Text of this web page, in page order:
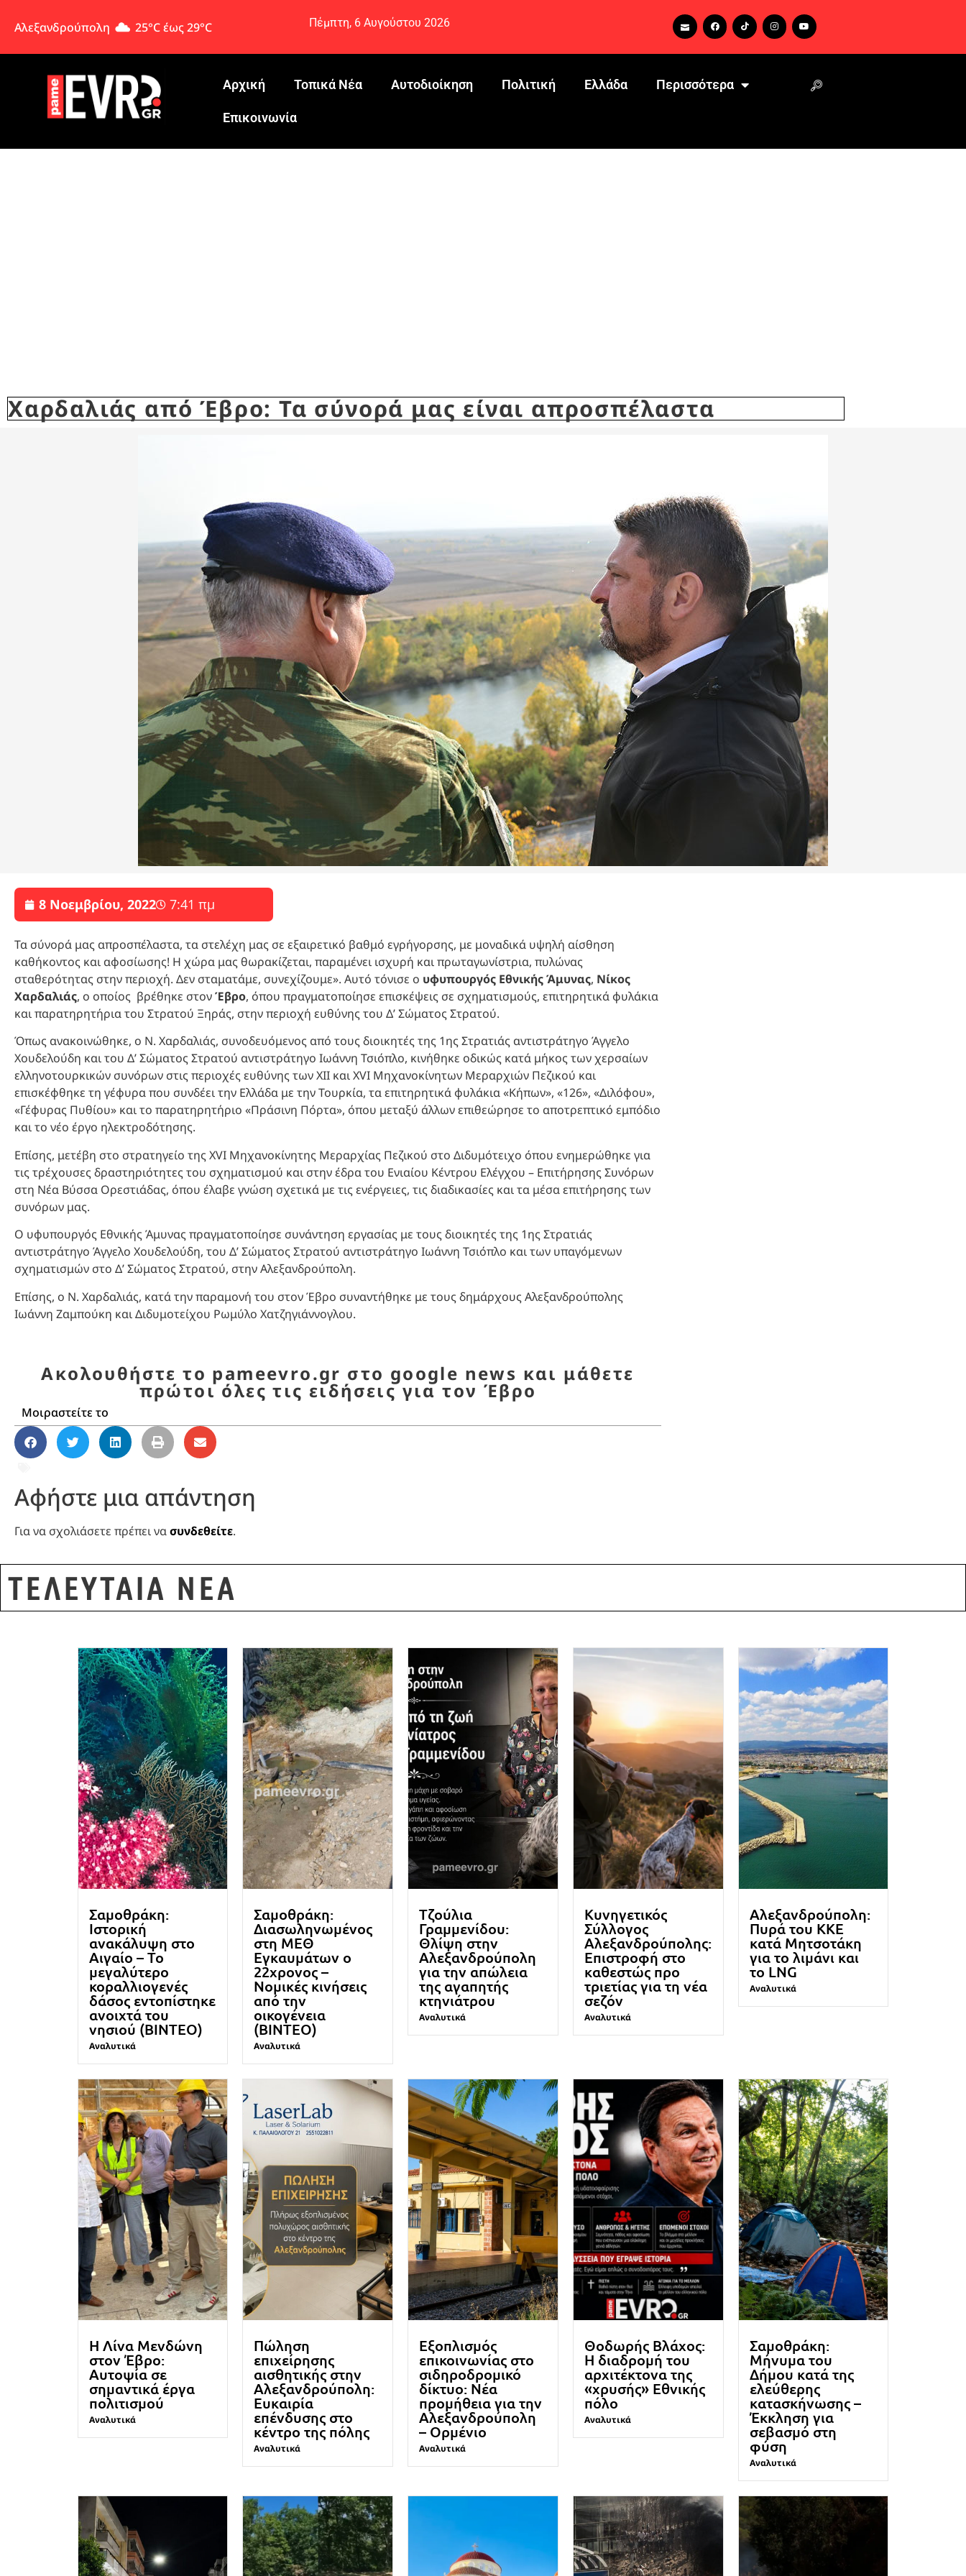
Αλεξανδρούπολη 25°C έως 29°C Πέμπτη, 6 Αυγούστου 2026
Αρχική Τοπικά Νέα Αυτοδιοίκηση Πολιτική Ελλάδα Περισσότερα
Eπικοινωνία
Χαρδαλιάς από Έβρο: Τα σύνορά μας είναι απροσπέλαστα
8 Νοεμβρίου, 2022 7:41 πμ
Τα σύνορά μας απροσπέλαστα, τα στελέχη μας σε εξαιρετικό βαθμό εγρήγορσης, με μοναδικά υψηλή αίσθηση
καθήκοντος και αφοσίωσης! Η χώρα μας θωρακίζεται, παραμένει ισχυρή και πρωταγωνίστρια, πυλώνας
σταθερότητας στην περιοχή. Δεν σταματάμε, συνεχίζουμε». Αυτό τόνισε ο υφυπουργός Εθνικής Άμυνας, Νίκος
Χαρδαλιάς, ο οποίος βρέθηκε στονΈβρο, όπου πραγματοποίησε επισκέψεις σε σχηματισμούς, επιτηρητικά φυλάκια
και παρατηρητήρια του Στρατού Ξηράς, στην περιοχή ευθύνης του Δ’ Σώματος Στρατού.
Όπως ανακοινώθηκε, ο Ν. Χαρδαλιάς, συνοδευόμενος από τους διοικητές της 1ης Στρατιάς αντιστράτηγο Άγγελο
Χουδελούδη και του Δ’ Σώματος Στρατού αντιστράτηγο Ιωάννη Τσιόπλο, κινήθηκε οδικώς κατά μήκος των χερσαίων
ελληνοτουρκικών συνόρων στις περιοχές ευθύνης των XII και XVI Μηχανοκίνητων Μεραρχιών Πεζικού και
επισκέφθηκε τη γέφυρα που συνδέει την Ελλάδα με την Τουρκία, τα επιτηρητικά φυλάκια «Κήπων», «126», «Διλόφου»,
«Γέφυρας Πυθίου» και το παρατηρητήριο «Πράσινη Πόρτα», όπου μεταξύ άλλων επιθεώρησε το αποτρεπτικό εμπόδιο
και το νέο έργο ηλεκτροδότησης.
Επίσης, μετέβη στο στρατηγείο της XVI Μηχανοκίνητης Μεραρχίας Πεζικού στο Διδυμότειχο όπου ενημερώθηκε για
τις τρέχουσες δραστηριότητες του σχηματισμού και στην έδρα του Ενιαίου Κέντρου Ελέγχου – Επιτήρησης Συνόρων
στη Νέα Βύσσα Ορεστιάδας, όπου έλαβε γνώση σχετικά με τις ενέργειες, τις διαδικασίες και τα μέσα επιτήρησης των
συνόρων μας.
Ο υφυπουργός Εθνικής Άμυνας πραγματοποίησε συνάντηση εργασίας με τους διοικητές της 1ης Στρατιάς
αντιστράτηγο Άγγελο Χουδελούδη, του Δ’ Σώματος Στρατού αντιστράτηγο Ιωάννη Τσιόπλο και των υπαγόμενων
σχηματισμών στο Δ’ Σώματος Στρατού, στην Αλεξανδρούπολη.
Επίσης, ο Ν. Χαρδαλιάς, κατά την παραμονή του στον Έβρο συναντήθηκε με τους δημάρχους Αλεξανδρούπολης
Ιωάννη Ζαμπούκη και Διδυμοτείχου Ρωμύλο Χατζηγιάννογλου.
Ακολουθήστε το pameevro.gr στο google news και μάθετε
πρώτοι όλες τις ειδήσεις για τον Έβρο
Μοιραστείτε το
Αφήστε μια απάντηση
Για να σχολιάσετε πρέπει νασυνδεθείτε.
ΤΕΛΕΥΤΑΙΑ ΝΕΑ
Σαμοθράκη:
Ιστορική
ανακάλυψη στο
Αιγαίο – Το
μεγαλύτερο
κοραλλιογενές
δάσος εντοπίστηκε
ανοιχτά του
νησιού (ΒΙΝΤΕΟ)
Αναλυτικά
Σαμοθράκη:
Διασωληνωμένος
στη ΜΕΘ
Εγκαυμάτων ο
22χρονος –
Νομικές κινήσεις
από την
οικογένεια
(ΒΙΝΤΕΟ)
Αναλυτικά
Τζούλια
Γραμμενίδου:
Θλίψη στην
Αλεξανδρούπολη
για την απώλεια
της αγαπητής
κτηνιάτρου
Αναλυτικά
Κυνηγετικός
Σύλλογος
Αλεξανδρούπολης:
Επιστροφή στο
καθεστώς προ
τριετίας για τη νέα
σεζόν
Αναλυτικά
Αλεξανδρούπολη:
Πυρά του ΚΚΕ
κατά Μητσοτάκη
για το λιμάνι και
το LNG
Αναλυτικά
Η Λίνα Μενδώνη
στον Έβρο:
Αυτοψία σε
σημαντικά έργα
πολιτισμού
Αναλυτικά
Πώληση
επιχείρησης
αισθητικής στην
Αλεξανδρούπολη:
Ευκαιρία
επένδυσης στο
κέντρο της πόλης
Αναλυτικά
Εξοπλισμός
επικοινωνίας στο
σιδηροδρομικό
δίκτυο: Νέα
προμήθεια για την
Αλεξανδρούπολη
– Ορμένιο
Αναλυτικά
Θοδωρής Βλάχος:
Η διαδρομή του
αρχιτέκτονα της
«χρυσής» Εθνικής
πόλο
Αναλυτικά
Σαμοθράκη:
Μήνυμα του
Δήμου κατά της
ελεύθερης
κατασκήνωσης –
Έκκληση για
σεβασμό στη
φύση
Αναλυτικά